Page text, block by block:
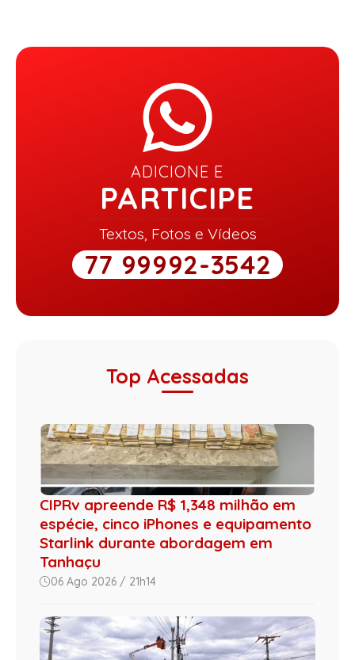
ADICIONE E
PARTICIPE
Textos, Fotos e Vídeos
77 99992-3542
Top Acessadas
CIPRv apreende R$ 1,348 milhão em
espécie, cinco iPhones e equipamento
Starlink durante abordagem em
Tanhaçu
06 Ago 2026 / 21h14